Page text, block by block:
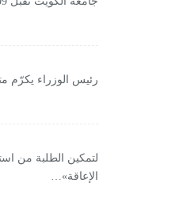
رئيس الوزراء يكرّم
لتمكين الطلبة من
الإعاقة»…